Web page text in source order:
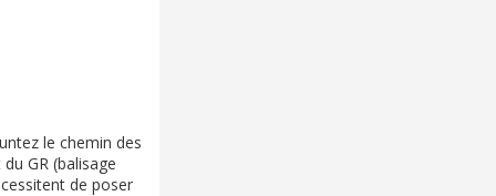
le chemin des
GR (balisage
de poser